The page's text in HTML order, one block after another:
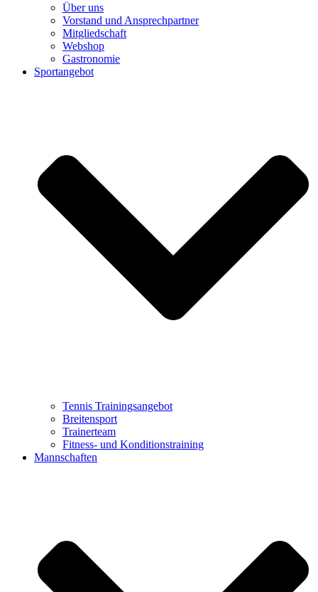
Über uns
Vorstand und Ansprechpartner
Mitgliedschaft
Webshop
Gastronomie
Sportangebot
Tennis Trainingsangebot
Breitensport
Trainerteam
Fitness- und Konditionstraining
Mannschaften